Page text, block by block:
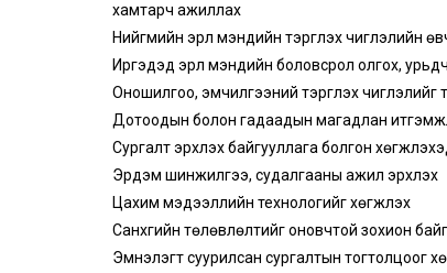
хамтарч ажиллах
Нийгмийн эрүүл мэндийн тэргүүлэх чиглэлийн
Иргэдэд эрүүл мэндийн боловсрол олгох,
Оношилгоо, эмчилгээний тэргүүлэх чиглэлийг
Дотоодын болон гадаадын магадлан
Сургалт эрхлэх байгууллага болгон
Эрдэм шинжилгээ, судалгааны ажил эрхлэх
Цахим мэдээллийн технологийг хөгжүүлэх
Санхүүгийн төлөвлөлтийг оновчтой зохион
Эмнэлэгт суурилсан сургалтын тогтолцоог